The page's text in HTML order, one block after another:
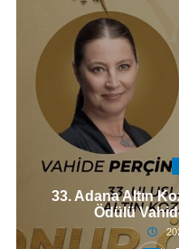
33. Adana Altın
Ödülü